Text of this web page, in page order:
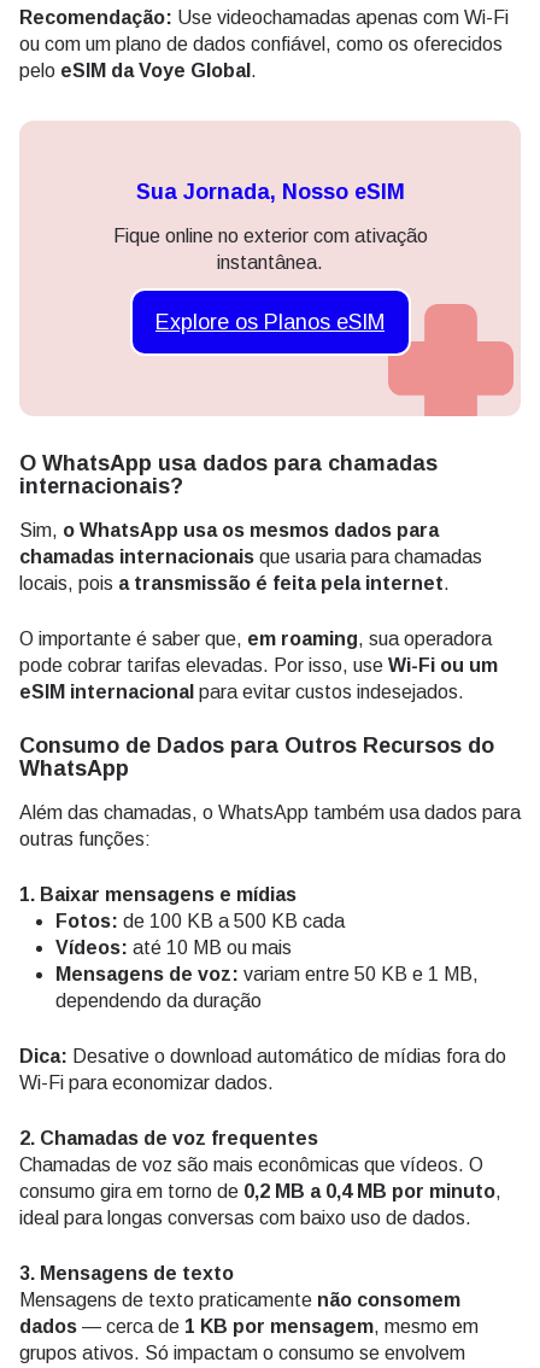
Recomendação: Use videochamadas apenas com Wi-Fi
ou com um plano de dados confiável, como os oferecidos
pelo eSIM da Voye Global .
Sua Jornada, Nosso eSIM
Fique online no exterior com ativação
instantânea.
Explore os Planos eSIM
O WhatsApp usa dados para chamadas
internacionais?
Sim, o WhatsApp usa os mesmos dados para
chamadas internacionais que usaria para chamadas
locais, pois a transmissão é feita pela internet.
O importante é saber que, em roaming, sua operadora
pode cobrar tarifas elevadas. Por isso, use Wi-Fi ou um
eSIM internacional para evitar custos indesejados.
Consumo de Dados para Outros Recursos do
WhatsApp
Além das chamadas, o WhatsApp também usa dados para
outras funções:
1. Baixar mensagens e mídias
Fotos: de 100 KB a 500 KB cada
Vídeos: até 10 MB ou mais
Mensagens de voz: variam entre 50 KB e 1 MB,
dependendo da duração
Dica: Desative o download automático de mídias fora do
Wi-Fi para economizar dados.
2. Chamadas de voz frequentes
Chamadas de voz são mais econômicas que vídeos. O
consumo gira em torno de 0,2 MB a 0,4 MB por minuto,
ideal para longas conversas com baixo uso de dados.
3. Mensagens de texto
Mensagens de texto praticamente não consomem
dados — cerca de 1 KB por mensagem, mesmo em
grupos ativos. Só impactam o consumo se envolvem